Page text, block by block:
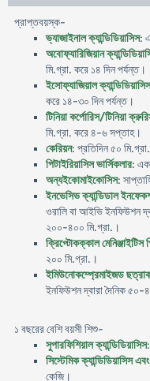
প্রাপ্তবয়স্ক-
ভ্যাজাইনাল ক্যান্ডিডিয়াসিস:
অবোফ্যারিজিয়ান
মি.গ্রা. করে ১৪ দিন পর্যন্ত।
ইসোফ্যাজিয়াল ক্যান্ডিডিয়াসিস
করে ১৪-৩০ দিন পর্যন্ত।
টিনিয়া কর্পোরিস/টিনিয়া
মি.গ্রা. করে ৪-৬ সপ্তাহ।
কেরিয়ন: প্রতিদিন ৫০
পিটাইরিয়াসিস ভার্সিকলার:
অন্যইকোমাইকোসিস:
ইনভেসিভ ক্যান্ডিডাল
ওরালি বা আইভি ইনফিউশন
২০০-৪০০ মি.গ্রা.।
ক্রিপ্টোকক্কাল মেনিঞ্জাইটিস
২০০ মি.গ্রা.।
ইমিউনোকম্প্রেমাইজড
ইনফিউশন দ্বারা দৈনিক ৫০-
১ বছরের বেশি বয়সী শিশু-
সুপারফিশিয়াল ক্যান্ডিডিয়াসিস
সিস্টেমিক ক্যান্ডিডিয়াসিস
কেজি।